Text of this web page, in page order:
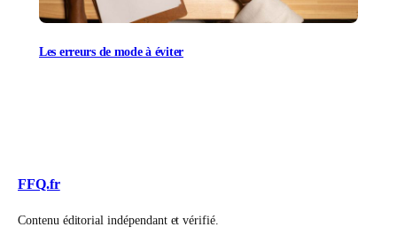
Les erreurs de mode à éviter
FFQ.fr
Contenu éditorial indépendant et vérifié.